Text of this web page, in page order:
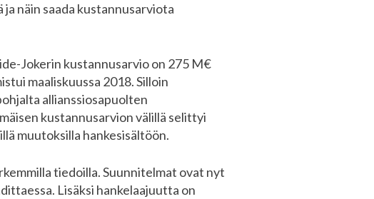
näin saada kustannusarviota
Jokerin kustannusarvio on 275 M€
maaliskuussa 2018. Silloin
allianssiosapuolten
kustannusarvion välillä selittyi
muutoksilla hankesisältöön.
tiedoilla. Suunnitelmat ovat nyt
Lisäksi hankelaajuutta on